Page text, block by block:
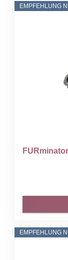
EMPFEHLUNG
EMPFEHLUNG